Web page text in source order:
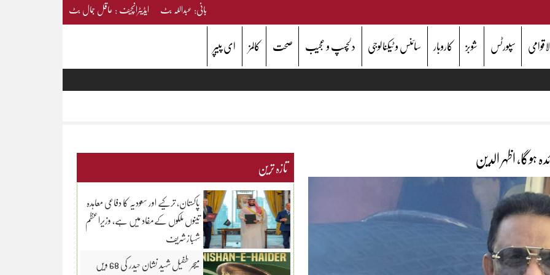
بانی: عبداللہ بٹ ایڈیٹرانچیف : عاقل جمال بٹ
سپورٹس شوبز کاروبار سائنس و ٹیکنالوجی دلچسپ و عجیب صحت کالمز ای پیپر
تازہ ترین
پاکستان، ترکیے اور سعودیہ کا دفاعی معاہدہ
تینوں ملکوں کےمفاد میں ہے، وزیراعظم
شہبازشریف
میجر طفیل شہید نشان حیدر کی 68 ویں